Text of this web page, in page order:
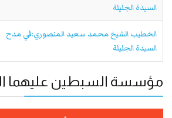
السيدة الجليلة
الخطيب الشيخ محمد سعيد المنصوري:في مدح
السيدة الجليلة
مؤسسة السبطين عليهما